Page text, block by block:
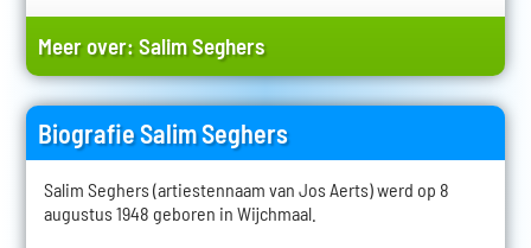
Meer over:Salim Seghers
Biografie Salim Seghers
Salim Seghers (artiestennaam van Jos Aerts) werd op 8
augustus 1948 geboren in Wijchmaal.